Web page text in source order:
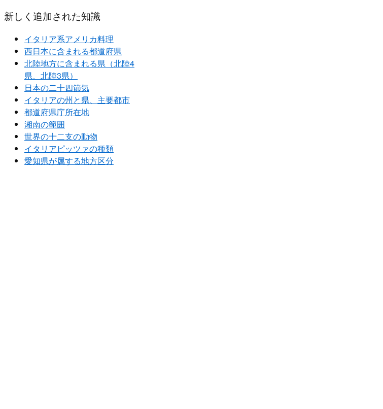
新しく追加された知識
イタリア系アメリカ料理
西日本に含まれる都道府県
北陸地方に含まれる県（北陸4
県、北陸3県）
日本の二十四節気
イタリアの州と県、主要都市
都道府県庁所在地
湘南の範囲
世界の十二支の動物
イタリアピッツァの種類
愛知県が属する地方区分